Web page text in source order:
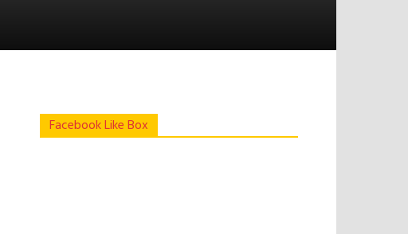
Facebook Like Box